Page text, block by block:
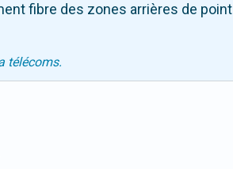
fibre des zones arrières de point
télécoms.